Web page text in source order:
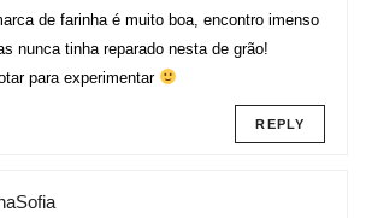
de farinha é muito boa, encontro imenso
nunca tinha reparado nesta de grão!
para experimentar
REPLY